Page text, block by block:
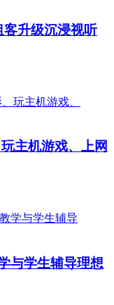
升级沉浸视听
主机游戏、上网
与学生辅导理想